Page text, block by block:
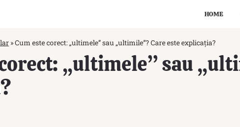
HOME
»Cum este corect: „ultimele” sau „ultimile”? Care este explicația?
„ultimele” sau